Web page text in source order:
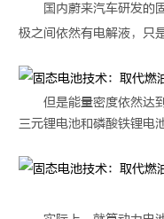
国内蔚来汽车研发的
极之间依然有电解液，只
但是能量密度依然达
三元锂电池和磷酸铁锂电